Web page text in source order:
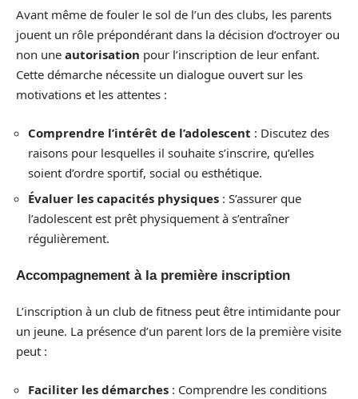
Avant même de fouler le sol de l’un des clubs, les parents
jouent un rôle prépondérant dans la décision d’octroyer ou
non une autorisation pour l’inscription de leur enfant.
Cette démarche nécessite un dialogue ouvert sur les
motivations et les attentes :
Comprendre l’intérêt de l’adolescent : Discutez des
raisons pour lesquelles il souhaite s’inscrire, qu’elles
soient d’ordre sportif, social ou esthétique.
Évaluer les capacités physiques : S’assurer que
l’adolescent est prêt physiquement à s’entraîner
régulièrement.
Accompagnement à la première inscription
L’inscription à un club de fitness peut être intimidante pour
un jeune. La présence d’un parent lors de la première visite
peut :
Faciliter les démarches : Comprendre les conditions